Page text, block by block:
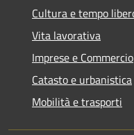
Cultura e tempo
Vita lavorativa
Imprese e Commercio
Catasto e urbanistica
Mobilità e trasporti